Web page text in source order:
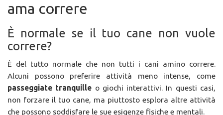
ama correre
È normale se il tuo cane non vuole
correre?
È del tutto normale che non tutti i cani amino correre.
Alcuni possono preferire attività meno intense, come
passeggiate tranquille o giochi interattivi. In questi casi,
non forzare il tuo cane, ma piuttosto esplora altre attività
che possono soddisfare le sue esigenze fisiche e mentali.